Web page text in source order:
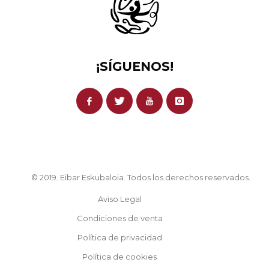
¡SÍGUENOS!
© 2019. Eibar Eskubaloia. Todos los derechos reservados.
Aviso Legal
Condiciones de venta
Política de privacidad
Política de cookies